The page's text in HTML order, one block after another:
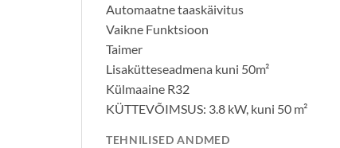
Automaatne taaskäivitus
Vaikne Funktsioon
Taimer
Lisakütteseadmena kuni 50m²
Külmaaine R32
KÜTTEVÕIMSUS: 3.8 kW, kuni 50 m²
TEHNILISED ANDMED